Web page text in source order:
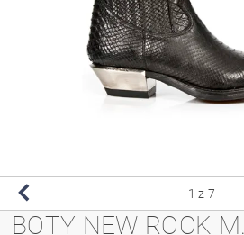
1 z 7
BOTY NEW ROCK